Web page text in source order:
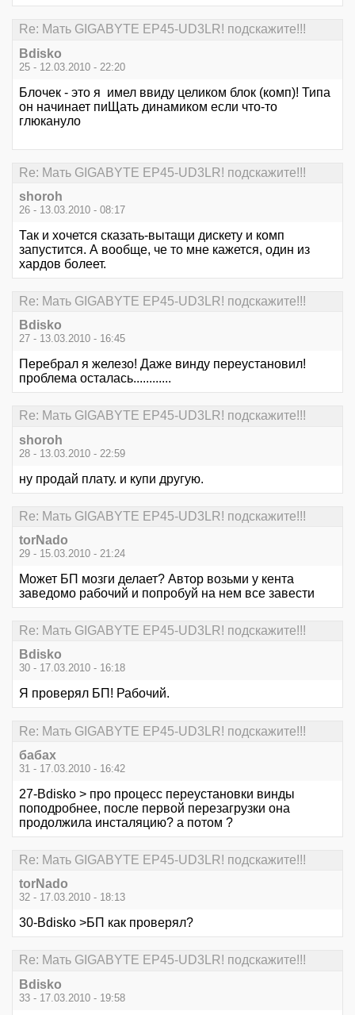
Re: Мать GIGABYTE EP45-UD3LR! подскажите!!!
Bdisko
25 - 12.03.2010 - 22:20
Блочек - это я имел ввиду целиком блок (комп)! Типа
он начинает пиЩать динамиком если что-то
глюкануло
Re: Мать GIGABYTE EP45-UD3LR! подскажите!!!
shoroh
26 - 13.03.2010 - 08:17
Так и хочется сказать-вытащи дискету и комп
запустится. А вообще, че то мне кажется, один из
хардов болеет.
Re: Мать GIGABYTE EP45-UD3LR! подскажите!!!
Bdisko
27 - 13.03.2010 - 16:45
Перебрал я железо! Даже винду переустановил!
проблема осталась............
Re: Мать GIGABYTE EP45-UD3LR! подскажите!!!
shoroh
28 - 13.03.2010 - 22:59
ну продай плату. и купи другую.
Re: Мать GIGABYTE EP45-UD3LR! подскажите!!!
torNado
29 - 15.03.2010 - 21:24
Может БП мозги делает? Автор возьми у кента
заведомо рабочий и попробуй на нем все завести
Re: Мать GIGABYTE EP45-UD3LR! подскажите!!!
Bdisko
30 - 17.03.2010 - 16:18
Я проверял БП! Рабочий.
Re: Мать GIGABYTE EP45-UD3LR! подскажите!!!
бабах
31 - 17.03.2010 - 16:42
27-Bdisko > про процесс переустановки винды
поподробнее, после первой перезагрузки она
продолжила инсталяцию? а потом ?
Re: Мать GIGABYTE EP45-UD3LR! подскажите!!!
torNado
32 - 17.03.2010 - 18:13
30-Bdisko >БП как проверял?
Re: Мать GIGABYTE EP45-UD3LR! подскажите!!!
Bdisko
33 - 17.03.2010 - 19:58